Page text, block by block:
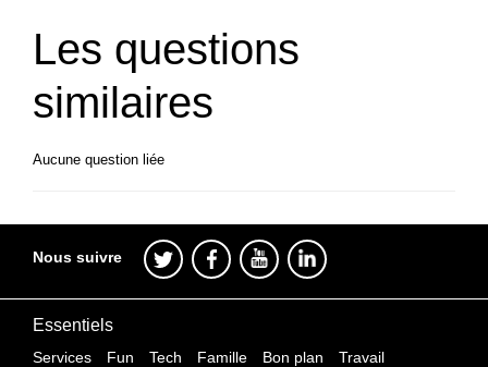
Les questions
similaires
Aucune question liée
Nous suivre
Essentiels
Services Fun Tech Famille Bon plan Travail